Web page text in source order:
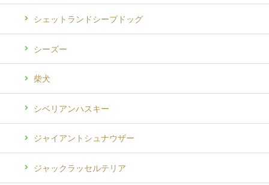
シェットランドシープドッグ
シーズー
柴犬
シベリアンハスキー
ジャイアントシュナウザー
ジャックラッセルテリア